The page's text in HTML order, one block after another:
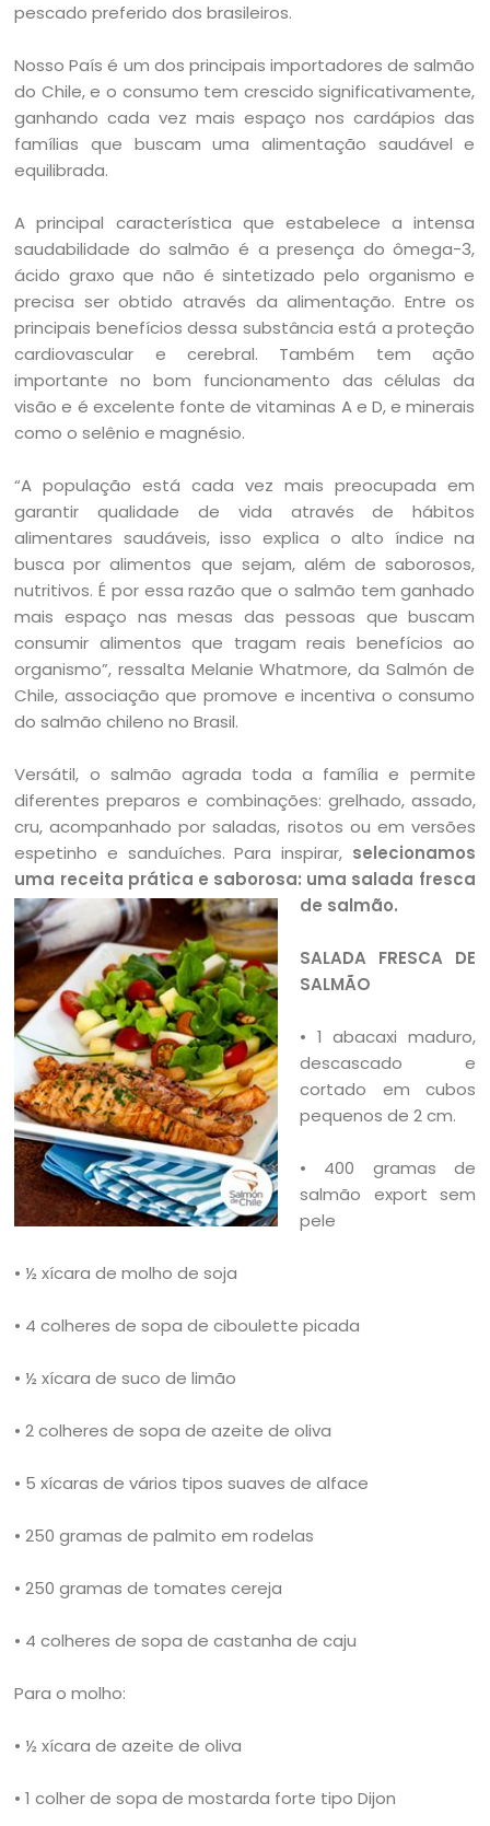
pescado preferido dos brasileiros.
Nosso País é um dos principais importadores de salmão
do Chile, e o consumo tem crescido significativamente,
ganhando cada vez mais espaço nos cardápios das
famílias que buscam uma alimentação saudável e
equilibrada.
A principal característica que estabelece a intensa
saudabilidade do salmão é a presença do ômega-3,
ácido graxo que não é sintetizado pelo organismo e
precisa ser obtido através da alimentação. Entre os
principais benefícios dessa substância está a proteção
cardiovascular e cerebral. Também tem ação
importante no bom funcionamento das células da
visão e é excelente fonte de vitaminas A e D, e minerais
como o selênio e magnésio.
“A população está cada vez mais preocupada em
garantir qualidade de vida através de hábitos
alimentares saudáveis, isso explica o alto índice na
busca por alimentos que sejam, além de saborosos,
nutritivos. É por essa razão que o salmão tem ganhado
mais espaço nas mesas das pessoas que buscam
consumir alimentos que tragam reais benefícios ao
organismo”, ressalta Melanie Whatmore, da Salmón de
Chile, associação que promove e incentiva o consumo
do salmão chileno no Brasil.
Versátil, o salmão agrada toda a família e permite
diferentes preparos e combinações: grelhado, assado,
cru, acompanhado por saladas, risotos ou em versões
espetinho e sanduíches. Para inspirar, selecionamos
uma receita prática e saborosa: uma salada fresca
de salmão.
SALADA FRESCA DE
SALMÃO
• 1 abacaxi maduro,
descascado e
cortado em cubos
pequenos de 2 cm.
• 400 gramas de
salmão export sem
pele
• ½ xícara de molho de soja
• 4 colheres de sopa de ciboulette picada
• ½ xícara de suco de limão
• 2 colheres de sopa de azeite de oliva
• 5 xícaras de vários tipos suaves de alface
• 250 gramas de palmito em rodelas
• 250 gramas de tomates cereja
• 4 colheres de sopa de castanha de caju
Para o molho:
• ½ xícara de azeite de oliva
• 1 colher de sopa de mostarda forte tipo Dijon